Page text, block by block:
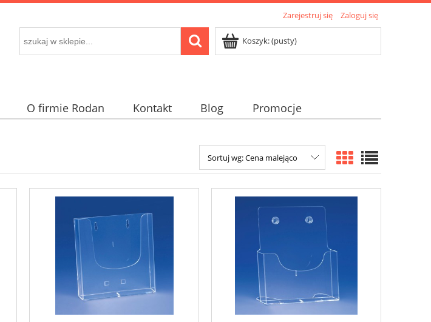
Zarejestruj się Zaloguj się
Koszyk:(pusty)
O firmie Rodan Kontakt Blog
Promocje
Sortuj wg:Cena malejąco